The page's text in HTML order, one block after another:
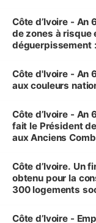
milieu des
Côte d’Ivoire - An
de zones à risque
déguerpissement
l'Etat de droit pour
vies humaines »
Côte d'Ivoire - An
aux couleurs
Côte d’Ivoire - An
fait le Président
aux Anciens
Côte d’Ivoire. Un
obtenu pour la
300 logements
et Yamoussoukro
Côte d’Ivoire -